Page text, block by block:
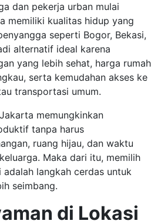
dan pekerja urban mulai
memiliki kualitas hidup yang
seperti Bogor, Bekasi,
alternatif ideal karena
yang lebih sehat, harga rumah
serta kemudahan akses ke
transportasi umum.
memungkinkan
tanpa harus
ruang hijau, dan waktu
Maka dari itu, memilih
adalah langkah cerdas untuk
seimbang.
di Lokasi